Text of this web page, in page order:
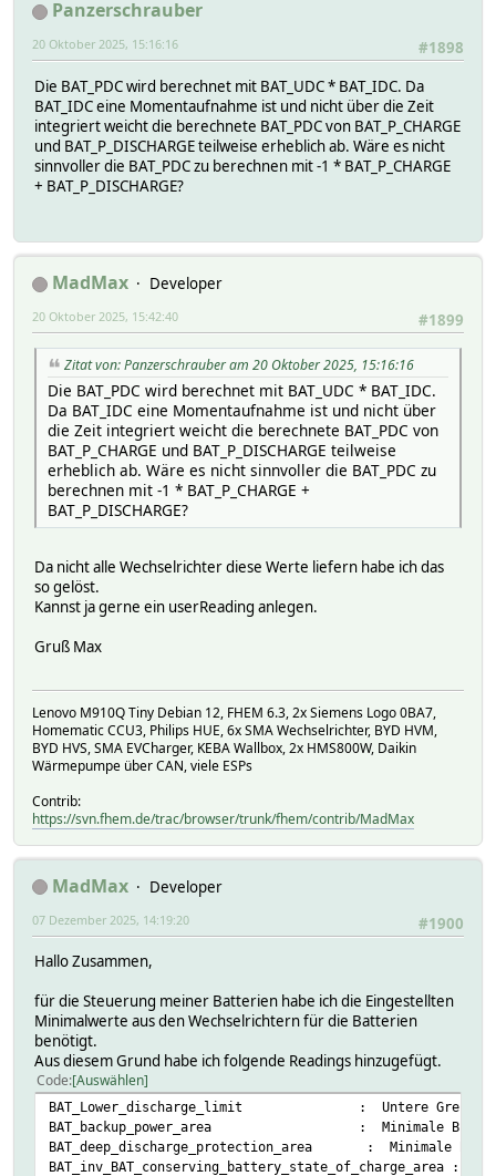
Panzerschrauber
#1898
20 Oktober 2025, 15:16:16
Die BAT_PDC wird berechnet mit BAT_UDC * BAT_IDC. Da
BAT_IDC eine Momentaufnahme ist und nicht über die Zeit
integriert weicht die berechnete BAT_PDC von BAT_P_CHARGE
und BAT_P_DISCHARGE teilweise erheblich ab. Wäre es nicht
sinnvoller die BAT_PDC zu berechnen mit -1 * BAT_P_CHARGE
+ BAT_P_DISCHARGE?
MadMax
Developer
#1899
20 Oktober 2025, 15:42:40
Zitat von: Panzerschrauber am 20 Oktober 2025, 15:16:16
Die BAT_PDC wird berechnet mit BAT_UDC * BAT_IDC.
Da BAT_IDC eine Momentaufnahme ist und nicht über
die Zeit integriert weicht die berechnete BAT_PDC von
BAT_P_CHARGE und BAT_P_DISCHARGE teilweise
erheblich ab. Wäre es nicht sinnvoller die BAT_PDC zu
berechnen mit -1 * BAT_P_CHARGE +
BAT_P_DISCHARGE?
Da nicht alle Wechselrichter diese Werte liefern habe ich das
so gelöst.
Kannst ja gerne ein userReading anlegen.
Gruß Max
Lenovo M910Q Tiny Debian 12, FHEM 6.3, 2x Siemens Logo 0BA7,
Homematic CCU3, Philips HUE, 6x SMA Wechselrichter, BYD HVM,
BYD HVS, SMA EVCharger, KEBA Wallbox, 2x HMS800W, Daikin
Wärmepumpe über CAN, viele ESPs
Contrib:
https://svn.fhem.de/trac/browser/trunk/fhem/contrib/MadMax
MadMax
Developer
#1900
07 Dezember 2025, 14:19:20
Hallo Zusammen,
für die Steuerung meiner Batterien habe ich die Eingestellten
Minimalwerte aus den Wechselrichtern für die Batterien
benötigt.
Aus diesem Grund habe ich folgende Readings hinzugefügt.
Code Auswählen
BAT_Lower_discharge_limit : Untere Grenze des
BAT_backup_power_area
: Minimale Breite
BAT_deep_discharge_protection_area : Minimale
BAT_inv_BAT_conserving_battery_state_of_charge_area :